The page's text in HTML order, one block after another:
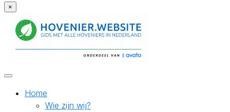
×
Home
Wie zijn wij?